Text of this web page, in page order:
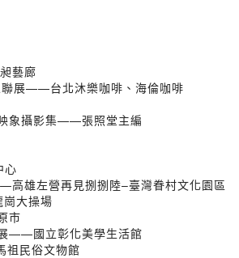
藝廊
展——台北沐樂咖啡、海倫咖啡
象攝影集——張照堂主編
心
雄左營再見捌捌陸–臺灣眷村文化園區
大操場
市
——國立彰化美學生活館
民俗文物館